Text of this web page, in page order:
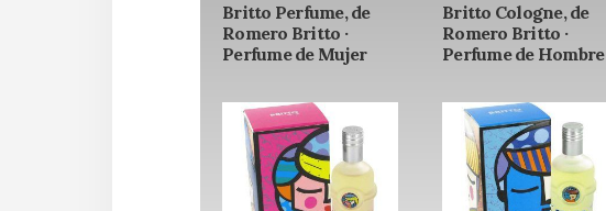
Britto Perfume, de
Romero Britto ·
Perfume de Mujer
Britto Cologne, de
Romero Britto ·
Perfume de Hombre